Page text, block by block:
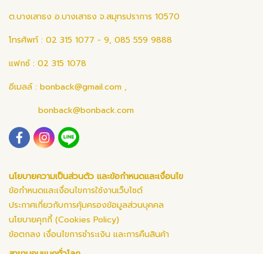
ต.บางเสาธง อ.บางเสาธง จ.สมุทรปราการ 10570
โทรศัพท์ : 02 315 1077 - 9, 085 559 9888
แฟกซ์ : 02 315 1078
อีเมลล์ : bonback@gmail.com ,
bonback@bonback.com
นโยบายความเป็นส่วนตัว และข้อกำหนดและเงื่อนไข
ข้อกำหนดและเงื่อนไขการใช้งานเว็บไซต์
ประกาศเกี่ยวกับการคุ้มครองข้อมูลส่วนบุคคล
นโยบายคุกกี้ (Cookies Policy)
ข้อตกลง เงื่อนไขการชำระเงิน และการคืนสินค้า